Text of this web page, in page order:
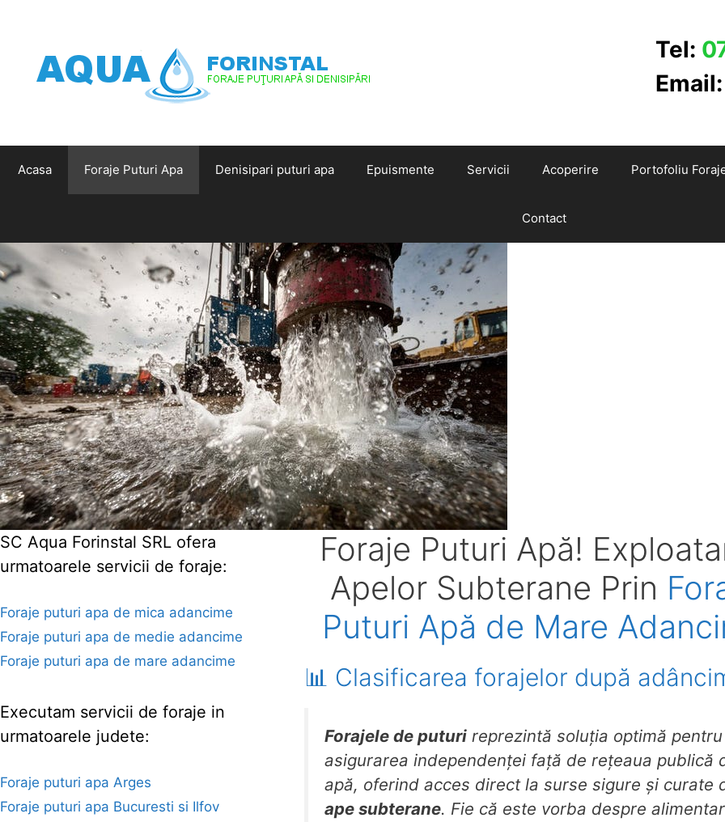
Tel:
Acasa Foraje Puturi Apa Denisipari puturi apa Epuismente Servicii Acoperire Portofoliu
Contact
Foraje Puturi Apă!
Apelor Subterane Prin
Puturi Apă de Mare
📊 Clasificarea forajelor după
Forajele de puturi reprezintă soluția optimă pentru
asigurarea independenței față de rețeaua publică
apă, oferind acces direct la surse sigure și curate
ape subterane. Fie că este vorba despre
SC Aqua Forinstal SRL ofera
urmatoarele servicii de foraje:
Foraje puturi apa de mica adancime
Foraje puturi apa de medie adancime
Foraje puturi apa de mare adancime
Executam servicii de foraje in
urmatoarele judete:
Foraje puturi apa Arges
Foraje puturi apa Bucuresti si Ilfov